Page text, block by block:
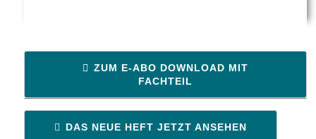
ZUM E-ABO DOWNLOAD MIT
FACHTEIL
DAS NEUE HEFT JETZT ANSEHEN